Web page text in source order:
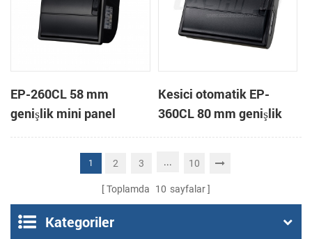
EP-260CL 58 mm
genişlik mini panel
otomatik kesici termal
yazıcı bağlama
Kesici otomatik EP-
360CL 80 mm genişlik
mini paneli termal yazıcı
1 2 3 ... 10
Toplamda 10 sayfalar
Kategoriler